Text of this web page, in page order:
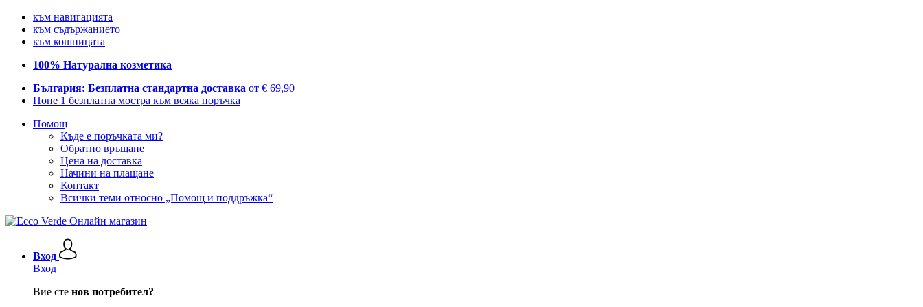
към навигацията
към съдържанието
към кошницата
100% Натурална козметика
България: Безплатна стандартна доставка от € 69,90
Поне 1 безплатна мостра към всяка поръчка
Помощ
Къде е поръчката ми?
Обратно връщане
Цена на доставка
Начини на плащане
Контакт
Всички теми относно „Помощ и поддръжка“
Вход
Вход
Вие сте нов потребител?